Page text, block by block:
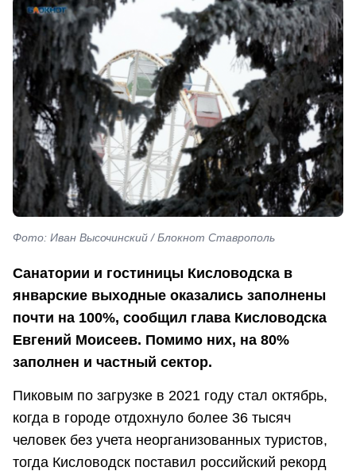
Фото: Иван Высочинский / Блокнот Ставрополь
Санатории и гостиницы Кисловодска в
январские выходные оказались заполнены
почти на 100%, сообщил глава Кисловодска
Евгений Моисеев. Помимо них, на 80%
заполнен и частный сектор.
Пиковым по загрузке в 2021 году стал октябрь,
когда в городе отдохнуло более 36 тысяч
человек без учета неорганизованных туристов,
тогда Кисловодск поставил российский рекорд